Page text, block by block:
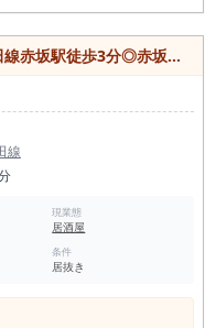
じ通り沿いで視認性抜群◎ＢＡＲ居抜き物件
線
現業態
居酒屋
条件
居抜き